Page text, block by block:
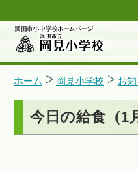
浜田市小中学校ホームペ
ホーム 岡見小学校 お
今日の給食（1